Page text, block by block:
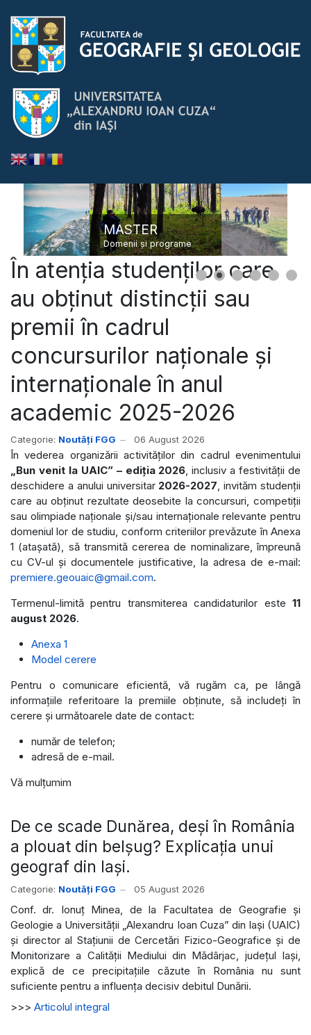
MASTER
Domenii și programe
În atenția studenților care
au obținut distincții sau
premii în cadrul
concursurilor naționale și
internaționale în anul
academic 2025-2026
Categorie: Noutăți FGG 06 August 2026
În vederea organizării activităților din cadrul evenimentului
„Bun venit la UAIC” – ediția 2026 , inclusiv a festivității de
deschidere a anului universitar 2026-2027 , invităm studenții
care au obținut rezultate deosebite la concursuri, competiții
sau olimpiade naționale și/sau internaționale relevante pentru
domeniul lor de studiu, conform criteriilor prevăzute în Anexa
1 (atașată), să transmită cererea de nominalizare, împreună
cu CV-ul și documentele justificative, la adresa de e-mail:
premiere.geouaic@gmail.com.
Termenul-limită pentru transmiterea candidaturilor este 11
august 2026.
Anexa 1
Model cerere
Pentru o comunicare eficientă, vă rugăm ca, pe lângă
informațiile referitoare la premiile obținute, să includeți în
cerere și următoarele date de contact:
număr de telefon;
adresă de e-mail.
Vă mulțumim
De ce scade Dunărea, deși în România
a plouat din belșug? Explicația unui
geograf din Iași.
Categorie: Noutăți FGG 05 August 2026
Conf. dr. Ionuț Minea, de la Facultatea de Geografie și
Geologie a Universității „Alexandru Ioan Cuza” din Iași (UAIC)
și director al Stațiunii de Cercetări Fizico-Geografice și de
Monitorizare a Calității Mediului din Mădârjac, județul Iași,
explică de ce precipitațiile căzute în România nu sunt
suficiente pentru a influența decisiv debitul Dunării.
>>> Articolul integral